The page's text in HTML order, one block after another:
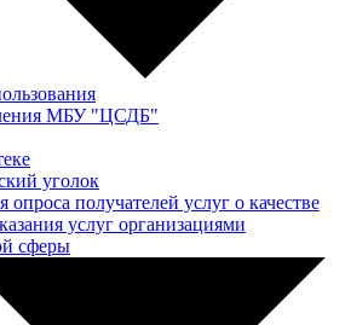
МБУ "ЦСДБ"
уголок
опроса получателей услуг о качестве
услуг организациями
сферы